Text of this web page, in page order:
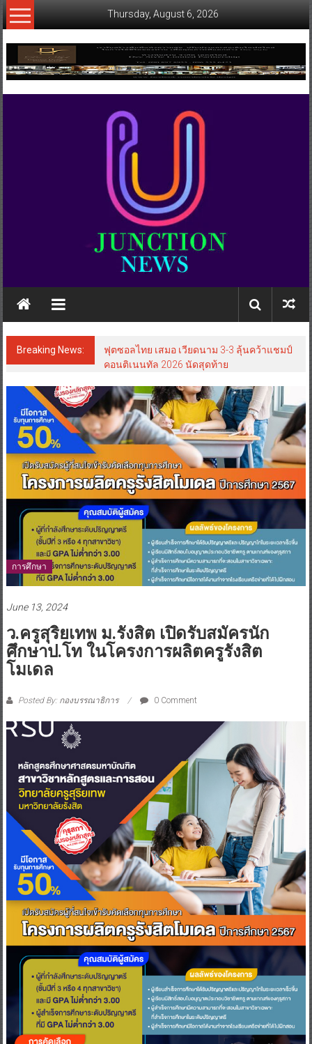
Skip
to
Thursday, August 6, 2026
www.ujunctionnews.com
เว็บ
ข่าว
Breaking News:
ฟุตซอลไทย เสมอ เวียดนาม 3-3 ลุ้นคว้าแชมป์
คอนติเนนทัล 2026 นัดสุดท้าย
การศึกษา
June 13, 2024
ว.ครูสุริยเทพ ม.รังสิต เปิดรับสมัครนัก
ศึกษาป.โท ในโครงการผลิตครูรังสิต
โมเดล
Posted By: กองบรรณาธิการ 0 Comment